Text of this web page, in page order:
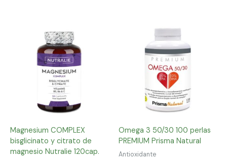
Magnesium COMPLEX
bisglicinato y citrato de
magnesio Nutralie 120cap.
Omega 3 50/30 100 perlas
PREMIUM Prisma Natural
Antioxidante